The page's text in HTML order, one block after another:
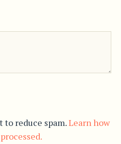
reduce spam.Learn how